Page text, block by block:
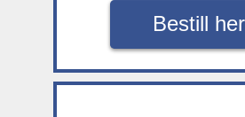
Bestill her